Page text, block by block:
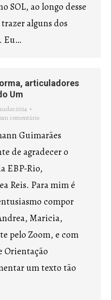
SOL, ao longo desse
alguns dos
Eu…
articuladores
Um
comentário
Guimarães
de agradecer o
EBP-Rio,
Reis. Para mim é
compor
Maricia,
pelo Zoom, e com
Orientação
um texto tão